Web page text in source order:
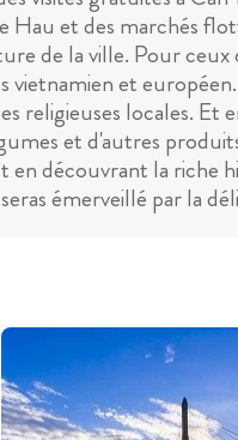
Hau et des marchés
de la ville. Pour
vietnamien et
religieuses locales. Et
et d'autres
découvrant la riche
émerveillé par la